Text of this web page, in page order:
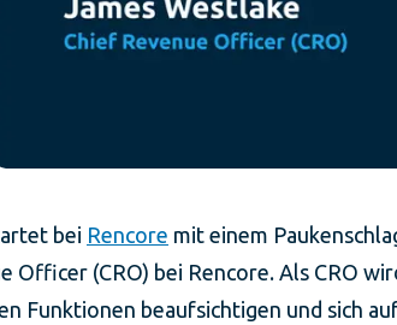
bei Rencore mit einem
Officer (CRO) bei Rencore. Als CRO
Funktionen beaufsichtigen und sich